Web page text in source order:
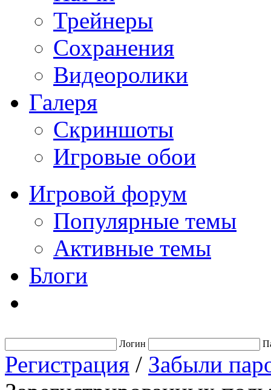
Трейнеры
Сохранения
Видеоролики
Галеря
Скриншоты
Игровые обои
Игровой форум
Популярные темы
Активные темы
Блоги
Логин
Регистрация / Забыли